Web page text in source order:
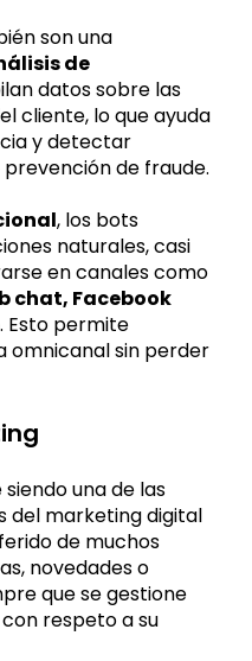
son una
de
datos sobre las
cliente, lo que ayuda
y detectar
de fraude.
, los bots
naturales, casi
en canales como
chat, Facebook
. Esto permite
omnicanal sin perder
siendo una de las
del marketing digital
de muchos
novedades o
que se gestione
respeto a su